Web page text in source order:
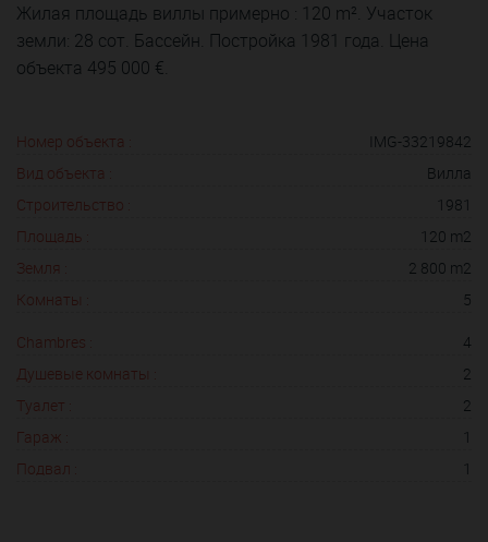
Жилая площадь виллы примерно : 120 m². Участок
земли: 28 сот. Бассейн. Постройка 1981 года. Цена
объекта 495 000 €.
Номер объекта :
IMG-33219842
Вид объекта :
Вилла
Строительство :
1981
Площадь :
120 m2
Земля :
2 800 m2
Комнаты :
5
Chambres :
4
Душевые комнаты :
2
Туалет :
2
Гараж :
1
Подвал :
1